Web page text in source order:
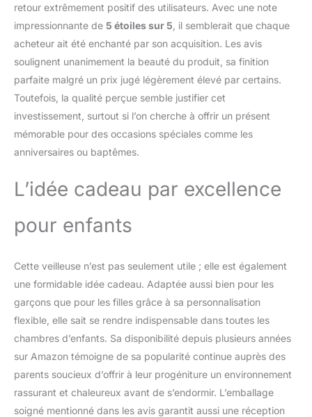
retour extrêmement positif des utilisateurs. Avec une note
impressionnante de 5 étoiles sur 5 , il semblerait que chaque
acheteur ait été enchanté par son acquisition. Les avis
soulignent unanimement la beauté du produit, sa finition
parfaite malgré un prix jugé légèrement élevé par certains.
Toutefois, la qualité perçue semble justifier cet
investissement, surtout si l’on cherche à offrir un présent
mémorable pour des occasions spéciales comme les
anniversaires ou baptêmes.
L’idée cadeau par excellence
pour enfants
Cette veilleuse n’est pas seulement utile ; elle est également
une formidable idée cadeau. Adaptée aussi bien pour les
garçons que pour les filles grâce à sa personnalisation
flexible, elle sait se rendre indispensable dans toutes les
chambres d’enfants. Sa disponibilité depuis plusieurs années
sur Amazon témoigne de sa popularité continue auprès des
parents soucieux d’offrir à leur progéniture un environnement
rassurant et chaleureux avant de s’endormir. L’emballage
soigné mentionné dans les avis garantit aussi une réception